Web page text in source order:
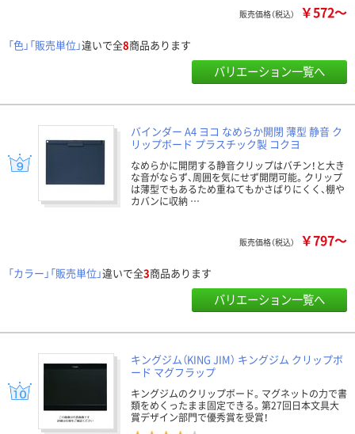
販売価格（税込） ￥572～
「色」「販売単位」違いで全8商品あります
バリエーション一覧へ
バインダー A4 ヨコ なめらか開閉 薄型 静音 ク
リップボード プラスチック製 コクヨ
なめらかに開閉する静音クリップはバチン！と大き
な音がならず、周囲を気にせず開閉可能。クリップ
は薄型でもあるため重ねてもかさばりにくく、棚や
カバンに収納 …
販売価格（税込） ￥797～
「カラー」「販売単位」違いで全3商品あります
バリエーション一覧へ
キングジム（KING JIM） キングジム クリップボ
ード マグフラップ
キングジムのクリップボード。マグネットの力で書
類をめくったまま固定できる。第27回日本文具大
賞デザイン部門で優秀賞を受賞！